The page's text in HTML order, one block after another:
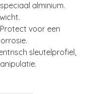
alminium.
voor een
sleutelprofiel,